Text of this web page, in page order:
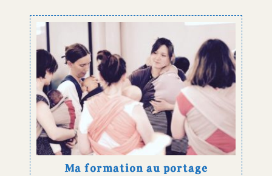
Ma formation au portage